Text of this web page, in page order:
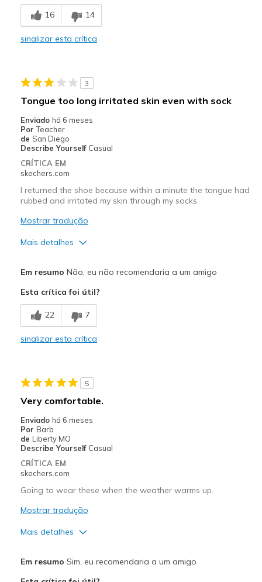
Melhores utilizações
Casual Wear
Travel
Sizing
View On Shoes
Shoes are for Wearing
16 14
sinalizar esta crítica
3
Tongue too long irritated skin even with sock
Enviado há 6 meses
Por Teacher
de San Diego
Describe Yourself Casual
CRÍTICA EM
skechers.com
I returned the shoe because within a minute the tongue had
rubbed and irritated my skin through my socks
Mostrar tradução
Mais detalhes
Breathe Well
Durable
Tongue too long
Melhores utilizações
Casual Wear
Sizing
Feels true to size
View On Shoes
Em resumo Não, eu não recomendaria a um amigo
Esta crítica foi útil?
22 7
sinalizar esta crítica
5
Very comfortable.
Enviado há 6 meses
Por Barb
de Liberty MO
Describe Yourself Casual
CRÍTICA EM
skechers.com
Going to wear these when the weather warms up.
Mostrar tradução
Mais detalhes
Em resumo Sim, eu recomendaria a um amigo